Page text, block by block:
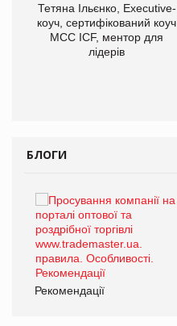
Тетяна Ільєнко, Executive-
коуч, сертифікований коуч
МСС ICF, ментор для
лідерів
БЛОГИ
Рекомендації